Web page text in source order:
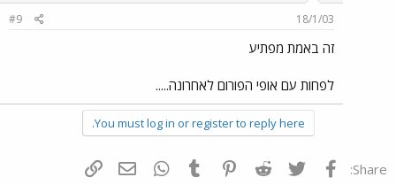
18/1/03
#9
זה באמת מפתיע
לפחות עם אופי הפורום לאחרונה.....
You must log in or register to reply here.
Share: פייסבוק Twitter
Reddit
Pinterest
Tumblr
WhatsAppדואר אלקטרוני